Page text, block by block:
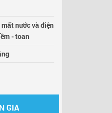
nước và điện
- toan
GIA